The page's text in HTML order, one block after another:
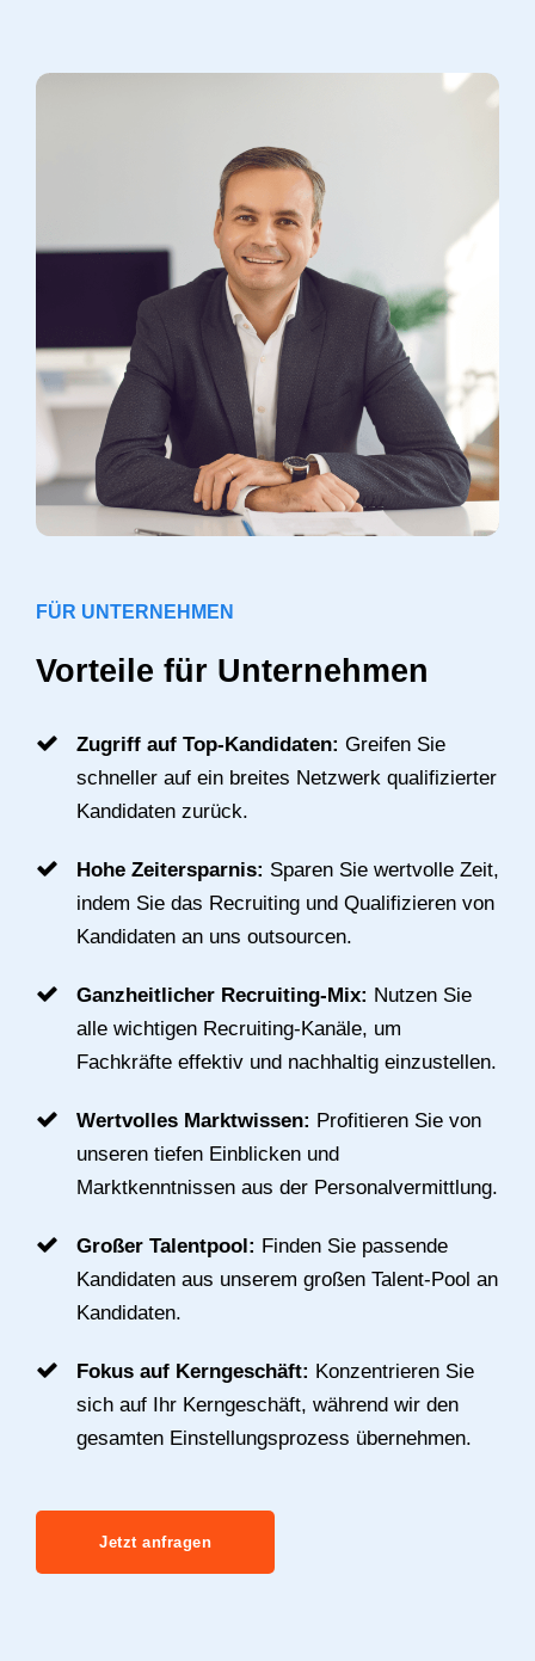
FÜR UNTERNEHMEN
Vorteile für Unternehmen
Zugriff auf Top-Kandidaten: Greifen Sie
schneller auf ein breites Netzwerk qualifizierter
Kandidaten zurück.
Hohe Zeitersparnis: Sparen Sie wertvolle Zeit,
indem Sie das Recruiting und Qualifizieren von
Kandidaten an uns outsourcen.
Ganzheitlicher Recruiting-Mix: Nutzen Sie
alle wichtigen Recruiting-Kanäle, um
Fachkräfte effektiv und nachhaltig einzustellen.
Wertvolles Marktwissen: Profitieren Sie von
unseren tiefen Einblicken und
Marktkenntnissen aus der Personalvermittlung.
Großer Talentpool: Finden Sie passende
Kandidaten aus unserem großen Talent-Pool an
Kandidaten.
Fokus auf Kerngeschäft: Konzentrieren Sie
sich auf Ihr Kerngeschäft, während wir den
gesamten Einstellungsprozess übernehmen.
Jetzt anfragen